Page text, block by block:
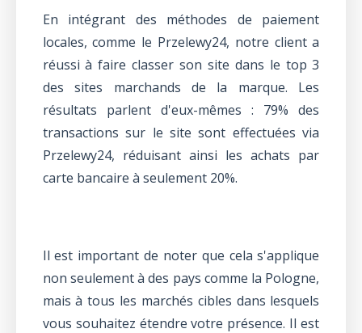
En intégrant des méthodes de paiement
locales, comme le Przelewy24, notre client a
réussi à faire classer son site dans le top 3
des sites marchands de la marque. Les
résultats parlent d'eux-mêmes : 79% des
transactions sur le site sont effectuées via
Przelewy24, réduisant ainsi les achats par
carte bancaire à seulement 20%.
Il est important de noter que cela s'applique
non seulement à des pays comme la Pologne,
mais à tous les marchés cibles dans lesquels
vous souhaitez étendre votre présence. Il est